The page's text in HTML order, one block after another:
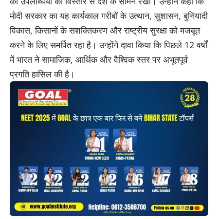
मोदी सरकार का यह कार्यकाल गरीबों के उत्थान, सुशासन, बुनियादी
विकास, किसानों के सशक्तिकरण और राष्ट्रीय सुरक्षा को मजबूत
करने के लिए समर्पित रहा है। उन्होंने दावा किया कि पिछले 12 वर्षों
में भारत ने सामाजिक, आर्थिक और वैश्विक स्तर पर अभूतपूर्व
प्रगति हासिल की है।